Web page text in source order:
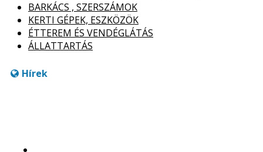
BARKÁCS , SZERSZÁMOK
KERTI GÉPEK, ESZKÖZÖK
ÉTTEREM ÉS VENDÉGLÁTÁS
ÁLLATTARTÁS
Hírek